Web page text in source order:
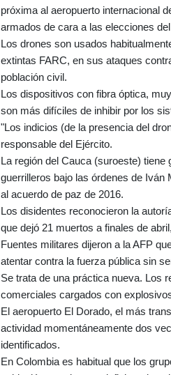
próxima al aeropuerto internacional
armados de cara a las elecciones
Los drones son usados
extintas FARC, en sus ataques
población civil.
Los dispositivos con fibra óptica,
son más difíciles de inhibir por los
"Los indicios (de la presencia del
responsable del Ejército.
La región del Cauca (suroeste)
guerrilleros bajo las órdenes de
al acuerdo de paz de 2016.
Los disidentes reconocieron la
que dejó 21 muertos a finales de
Fuentes militares dijeron a la AFP
atentar contra la fuerza pública sin
Se trata de una práctica nueva. Los
comerciales cargados con
El aeropuerto El Dorado, el más
actividad momentáneamente dos
identificados.
En Colombia es habitual que los